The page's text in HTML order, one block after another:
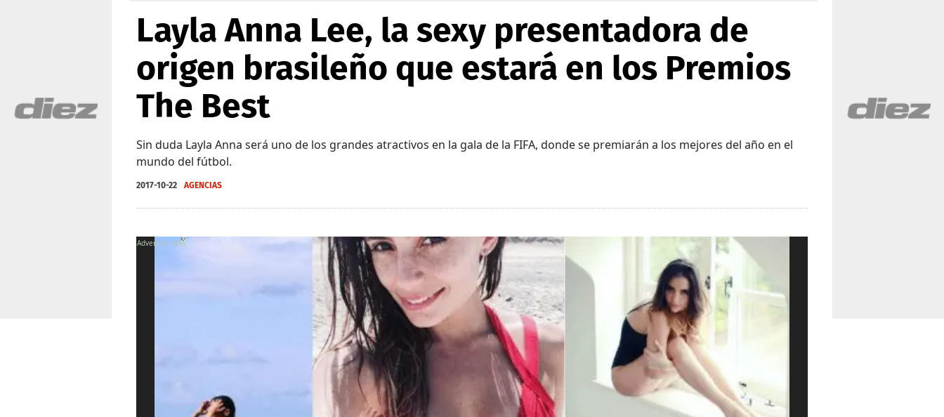
Layla Anna Lee, la sexy presentadora de
origen brasileño que estará en los Premios
The Best
Sin duda Layla Anna será uno de los grandes atractivos en la gala de la FIFA, donde se premiarán a los mejores del año en el
mundo del fútbol.
2017-10-22 AGENCIAS
X